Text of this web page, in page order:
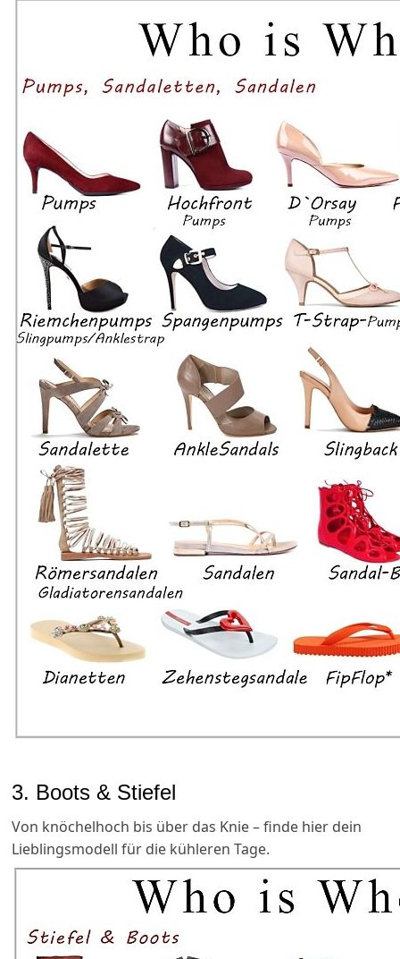
3. Boots & Stiefel
Von knöchelhoch bis über das Knie – finde hier dein
Lieblingsmodell für die kühleren Tage.